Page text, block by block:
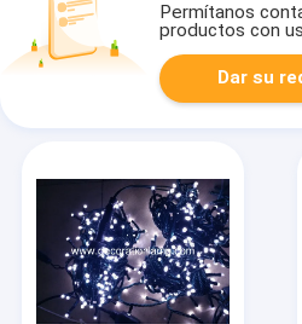
Permítanos
productos con
Dar su